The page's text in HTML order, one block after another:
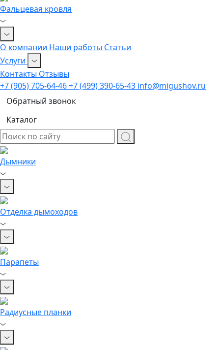
Фальцевая кровля
О компании Наши работы Статьи
Услуги
Контакты Отзывы
+7 (905) 705-64-46+7 (499) 390-65-43 info@migushov.ru
Обратный звонок
Каталог
Дымники
Отделка дымоходов
Парапеты
Радиусные планки